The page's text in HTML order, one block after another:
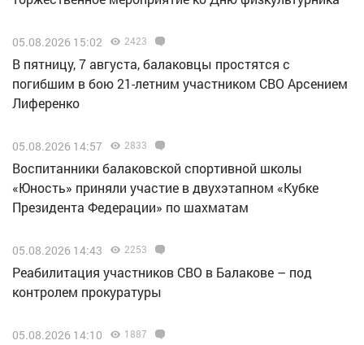
05.08.2026 15:02 2423
В пятницу, 7 августа, балаковцы простятся с
погибшим в бою 21-летним участником СВО Арсением
Лиференко
05.08.2026 14:57 2833
Воспитанники балаковской спортивной школы
«Юность» приняли участие в двухэтапном «Кубке
Президента Федерации» по шахматам
05.08.2026 14:43 2253
Реабилитация участников СВО в Балакове – под
контролем прокуратуры
05.08.2026 14:10 1887